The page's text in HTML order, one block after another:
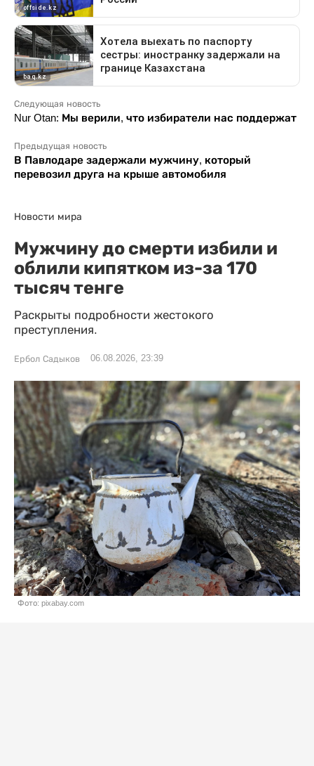
Следующая новость
Nur Otan: Мы верили, что избиратели нас поддержат
Предыдущая новость
В Павлодаре задержали мужчину, который
перевозил друга на крыше автомобиля
Новости мира
Мужчину до смерти избили и
облили кипятком из-за 170
тысяч тенге
Раскрыты подробности жестокого
преступления.
Ербол Садыков 06.08.2026, 23:39
Фото: pixabay.com